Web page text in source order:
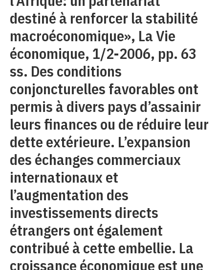
destiné à renforcer la stabilité
macroéconomique», La Vie
économique, 1/2-2006, pp. 63
ss. Des conditions
conjoncturelles favorables ont
permis à divers pays d’assainir
leurs finances ou de réduire leur
dette extérieure. L’expansion
des échanges commerciaux
internationaux et
l’augmentation des
investissements directs
étrangers ont également
contribué à cette embellie. La
croissance économique est une